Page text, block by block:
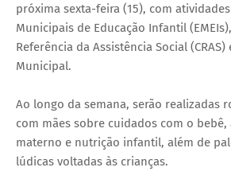
próxima sexta-feira (15), com
Municipais de Educação Infantil
Referência da Assistência Social
Municipal.
Ao longo da semana, serão realizadas
com mães sobre cuidados com o
materno e nutrição infantil, além de
lúdicas voltadas às crianças.